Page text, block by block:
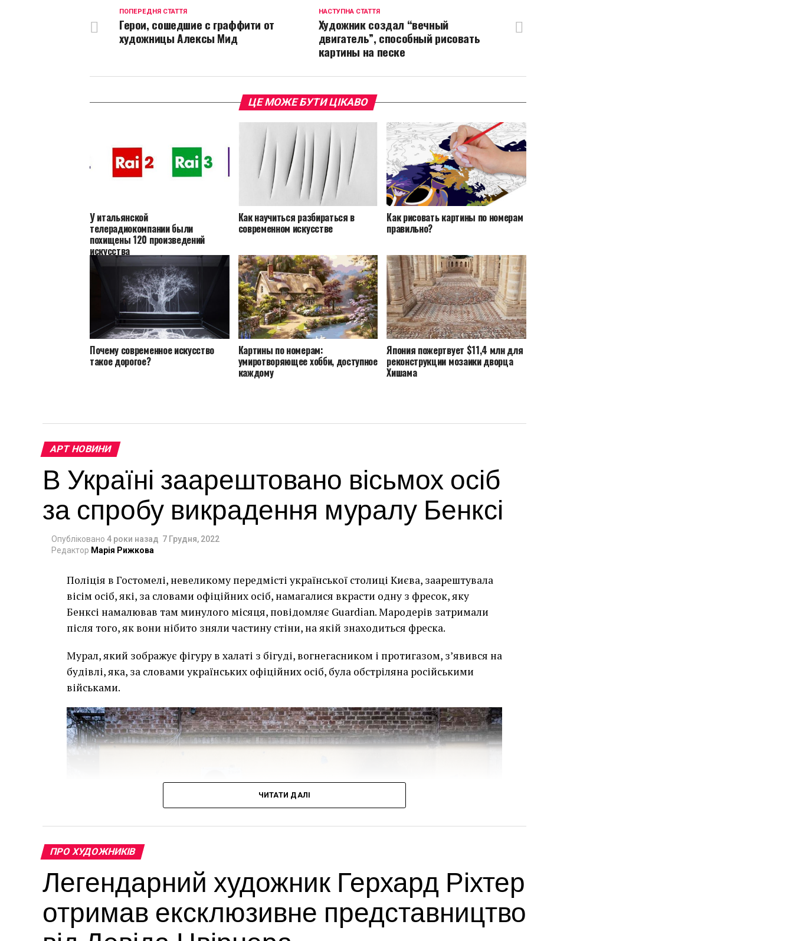
НАСТУПНА СТАТТЯ
Художник создал “вечный
двигатель”, способный рисовать
картины на песке
ПОПЕРЕДНЯ СТАТТЯ
Герои, сошедшие с граффити от
художницы Алексы Мид
ЦЕ МОЖЕ БУТИ ЦІКАВО
У итальянской
телерадиокомпании были
похищены 120 произведений
искусства
Как научиться разбираться в
современном искусстве
Как рисовать картины по номерам
правильно?
Почему современное искусство
такое дорогое?
Картины по номерам:
умиротворяющее хобби, доступное
каждому
Япония пожертвует $11,4 млн для
реконструкции мозаики дворца
Хишама
АРТ НОВИНИ
В Україні заарештовано вісьмох осіб
за спробу викрадення муралу Бенксі
Опубліковано 4 роки назад 7 Грудня, 2022
Редактор Марія Рижкова
Поліція в Гостомелі, невеликому передмісті української столиці Києва, заарештувала
вісім осіб, які, за словами офіційних осіб, намагалися вкрасти одну з фресок, яку
Бенксі намалював там минулого місяця, повідомляє Guardian. Мародерів затримали
після того, як вони нібито зняли частину стіни, на якій знаходиться фреска.
Мурал, який зображує фігуру в халаті з бігуді, вогнегасником і протигазом, з’явився на
будівлі, яка, за словами українських офіційних осіб, була обстріляна російськими
військами.
ЧИТАТИ ДАЛІ
ПРО ХУДОЖНИКІВ
Легендарний художник Герхард Ріхтер
отримав ексклюзивне представництво